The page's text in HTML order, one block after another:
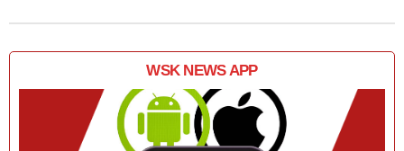
WSK NEWS APP